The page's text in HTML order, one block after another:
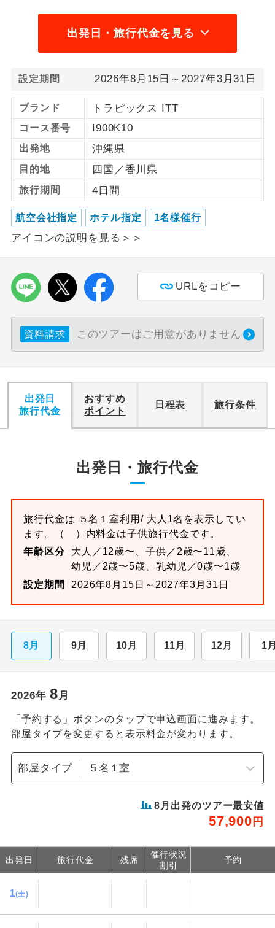
出発日・旅行代金を見る
設定期間 2026年8月15日～2027年3月31日
ブランド トラピックス ITT
コース番号 I900K10
出発地 沖縄県
目的地 四国／香川県
旅行期間 4日間
航空会社指定 ホテル指定 1名様催行
アイコンの説明を見る＞＞
URLをコピー
資料請求 このツアーはご用意がありません
出発日
旅行代金
おすすめ
ポイント
日程表 旅行条件
出発日・旅行代金
旅行代金は ５名１室利用/ 大人1名を表示してい
ます。
（ ）内料金は子供旅行代金です。
年齢区分
大人／12歳〜、子供／2歳〜11歳、
幼児／2歳〜5歳、乳幼児／0歳〜1歳
設定期間
2026年8月15日～2027年3月31日
8月 9月 10月 11月 12月 1
2026年 8月
「予約する」ボタンのタップで申込画面に進みます。
部屋タイプを変更すると表示料金が変わります。
部屋タイプ
8 月出発のツアー最安値
57,900 円
出発日 旅行代金 残席
催行状況
割引
予約
1(土)
ご夫婦限定
ご夫婦限定でご参加いただけるコースで
す。
女性限定
女性限定でご参加いただけるコースで
です。
航空会社指定
利用航空会社が指定なので、ご出発の計
画にとても便利です。
ホテル指定
ご紹介するホテルを指定したコースで
す。
おひとり様バ
ス2席利用
おひとり様でバス席を2席利⽤できま
す。